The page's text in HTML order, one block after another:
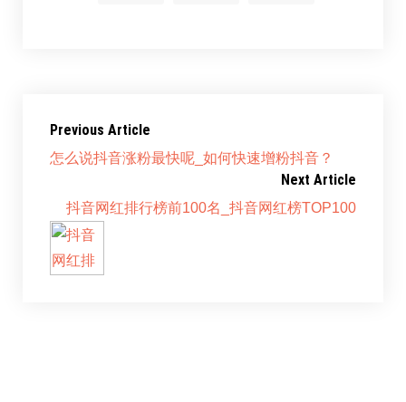
Previous Article
怎么说抖音涨粉最快呢_如何快速增粉抖音？
Next Article
抖音网红排行榜前100名_抖音网红榜TOP100